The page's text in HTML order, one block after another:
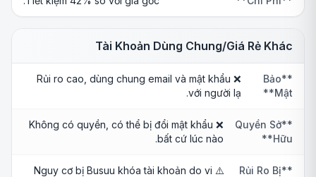
Tài Khoản Dùng Chung/Giá Rẻ Khác
**Bảo
Mật**
❌ Rủi ro cao, dùng chung email và mật khẩu
với người lạ.
**Quyền Sở
Hữu**
❌ Không có quyền, có thể bị đổi mật khẩu
bất cứ lúc nào.
**Rủi Ro Bị
⚠️ Nguy cơ bị Busuu khóa tài khoản do vi